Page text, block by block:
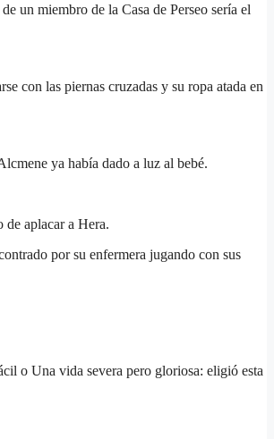
un miembro de la Casa de Perseo sería el
con las piernas cruzadas y su ropa atada en
ya había dado a luz al bebé.
aplacar a Hera.
por su enfermera jugando con sus
o Una vida severa pero gloriosa: eligió esta